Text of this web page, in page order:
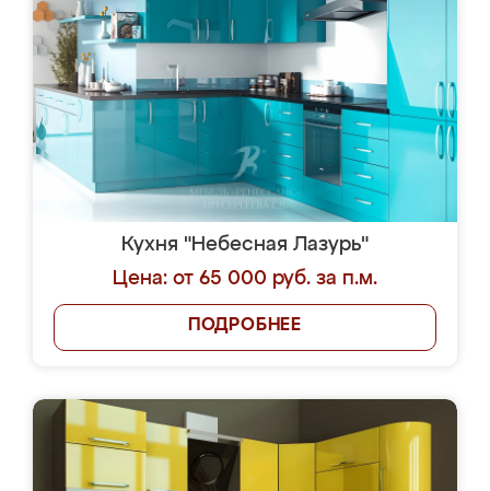
Кухня "Небесная Лазурь"
Цена: от 65 000 руб. за п.м.
ПОДРОБНЕЕ